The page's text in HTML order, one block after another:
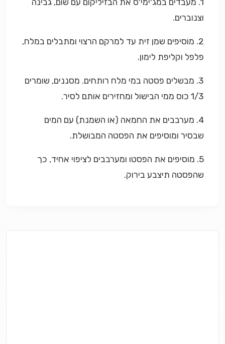
וצנוברים.
2. מוסיפים שמן זית עד למרקם הרצוי ומתבלים במלח,
פלפל וקליפת לימון.
3. מבשלים פסטה במי מלח רותחים. מסננים, שומרים
1/3 כוס ממי הבישול ומחזירים אותם לסיר.
4. מערבבים את החמאה (או השמנת) עם המים
שבסיר ומוסיפים את הפסטה המבושלת.
5. מוסיפים את הפסטו ומערבבים לציפוי אחיד, כך
שהפסטה תיצבע בירוק.